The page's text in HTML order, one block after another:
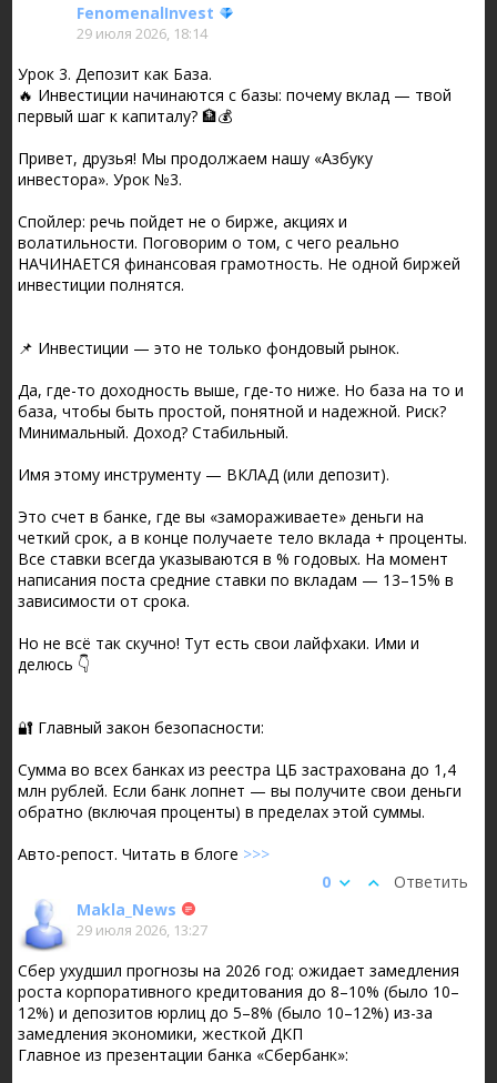
FenomenalInvest
29 июля 2026, 18:14
Урок 3. Депозит как База.
🔥 Инвестиции начинаются с базы: почему вклад — твой
первый шаг к капиталу? 🏦💰
Привет, друзья! Мы продолжаем нашу «Азбуку
инвестора». Урок №3.
Спойлер: речь пойдет не о бирже, акциях и
волатильности. Поговорим о том, с чего реально
НАЧИНАЕТСЯ финансовая грамотность. Не одной биржей
инвестиции полнятся.
📌 Инвестиции — это не только фондовый рынок.
Да, где-то доходность выше, где-то ниже. Но база на то и
база, чтобы быть простой, понятной и надежной. Риск?
Минимальный. Доход? Стабильный.
Имя этому инструменту — ВКЛАД (или депозит).
Это счет в банке, где вы «замораживаете» деньги на
четкий срок, а в конце получаете тело вклада + проценты.
Все ставки всегда указываются в % годовых. На момент
написания поста средние ставки по вкладам — 13–15% в
зависимости от срока.
Но не всё так скучно! Тут есть свои лайфхаки. Ими и
делюсь 👇
🔐 Главный закон безопасности:
Сумма во всех банках из реестра ЦБ застрахована до 1,4
млн рублей. Если банк лопнет — вы получите свои деньги
обратно (включая проценты) в пределах этой суммы.
Авто-репост. Читать в блоге >>>
Ответить
0
Makla_News
29 июля 2026, 13:27
Сбер ухудшил прогнозы на 2026 год: ожидает замедления
роста корпоративного кредитования до 8–10% (было 10–
12%) и депозитов юрлиц до 5–8% (было 10–12%) из-за
замедления экономики, жесткой ДКП
Главное из презентации банка «Сбербанк»: